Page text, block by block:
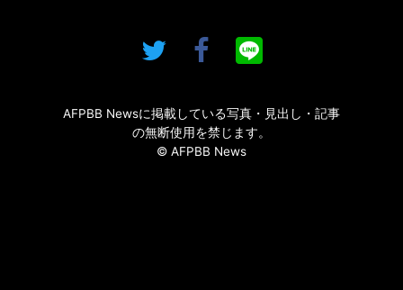
AFPBB Newsに掲載している写真・見出し・記事
の無断使用を禁じます。
© AFPBB News